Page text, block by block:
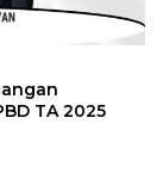
TA 2025